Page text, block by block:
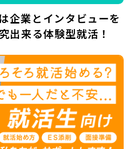
企業とインタビューを
出来る体験型就活！